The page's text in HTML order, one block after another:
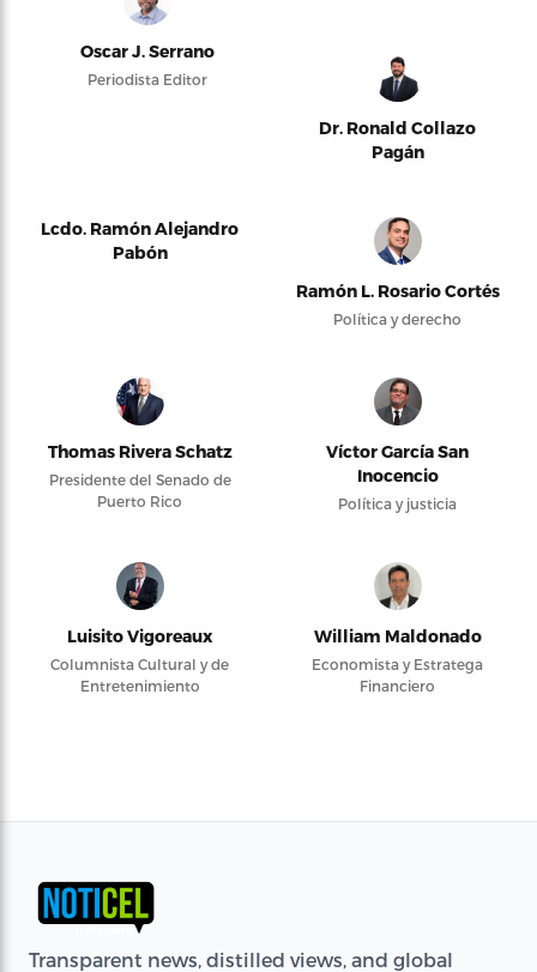
Oscar J. Serrano
Periodista Editor
Dr. Ronald Collazo
Pagán
Lcdo. Ramón Alejandro
Pabón
Ramón L. Rosario Cortés
Política y derecho
Thomas Rivera Schatz
Presidente del Senado de
Puerto Rico
Víctor García San
Inocencio
Política y justicia
Luisito Vigoreaux
Columnista Cultural y de
Entretenimiento
William Maldonado
Economista y Estratega
Financiero
Transparent news, distilled views, and global